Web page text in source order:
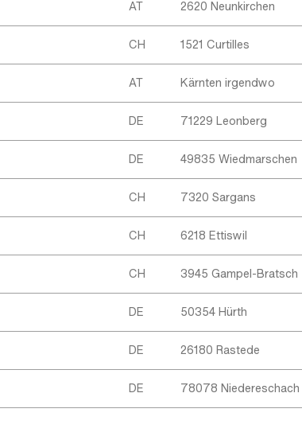
AT 2620 Neunkirchen
CH 1521 Curtilles
AT Kärnten irgendwo
DE 71229 Leonberg
DE 49835 Wiedmarschen
CH 7320 Sargans
CH 6218 Ettiswil
CH 3945 Gampel-Bratsch
DE 50354 Hürth
DE 26180 Rastede
DE 78078 Niedereschach